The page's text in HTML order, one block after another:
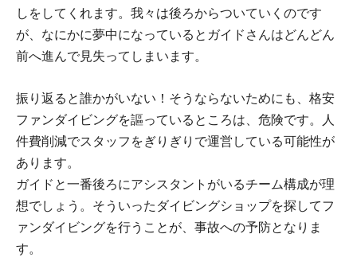
しをしてくれます。我々は後ろからついていくのです
が、なにかに夢中になっているとガイドさんはどんどん
前へ進んで見失ってしまいます。
振り返ると誰かがいない！そうならないためにも、格安
ファンダイビングを謳っているところは、危険です。人
件費削減でスタッフをぎりぎりで運営している可能性が
あります。
ガイドと一番後ろにアシスタントがいるチーム構成が理
想でしょう。そういったダイビングショップを探してフ
ァンダイビングを行うことが、事故への予防となりま
す。